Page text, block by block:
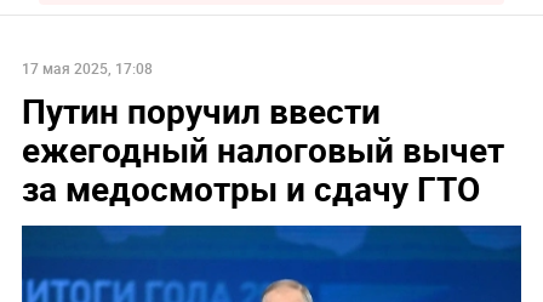
17 мая 2025, 17:08
Путин поручил ввести
ежегодный налоговый вычет
за медосмотры и сдачу ГТО